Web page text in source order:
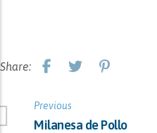
Share:
Previous
Milanesa de Pollo